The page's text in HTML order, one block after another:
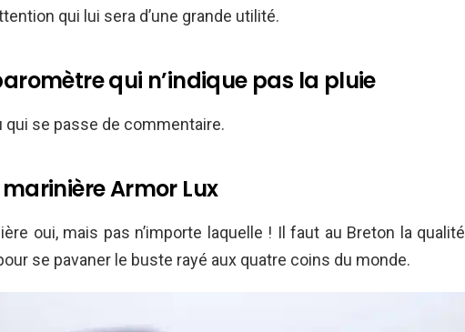
qui lui sera d’une grande utilité.
qui n’indique pas la pluie
qui se passe de commentaire.
Armor Lux
oui, mais pas n’importe laquelle ! Il faut au Breton la qualité
se pavaner le buste rayé aux quatre coins du monde.